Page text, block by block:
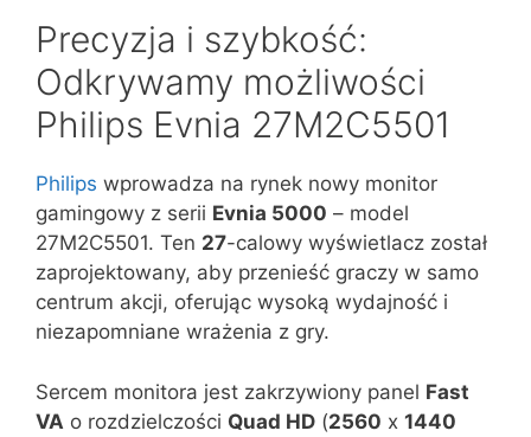
Precyzja i szybkość:
Odkrywamy możliwości
Philips Evnia 27M2C5501
Philips wprowadza na rynek nowy monitor
gamingowy z serii Evnia 5000 – model
27M2C5501. Ten 27-calowy wyświetlacz został
zaprojektowany, aby przenieść graczy w samo
centrum akcji, oferując wysoką wydajność i
niezapomniane wrażenia z gry.
Sercem monitora jest zakrzywiony panel Fast
VA o rozdzielczości Quad HD (2560 x 1440